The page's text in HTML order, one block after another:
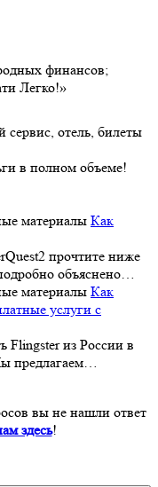
финансов;
Легко!»
отель, билеты
в полном объеме!
материалы Как
прочтите ниже
объяснено…
материалы Как
услуги с
Flingster из России в
предлагаем…
вы не нашли ответ
здесь!